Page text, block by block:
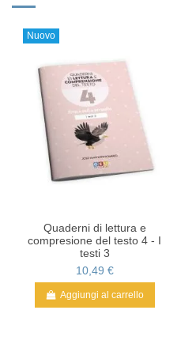
Nuovo
Quaderni di lettura e
compresione del testo 4 - I
testi 3
10,49 €
Aggiungi al carrello